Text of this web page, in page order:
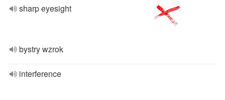
sharp eyesight
bystry wzrok
interference